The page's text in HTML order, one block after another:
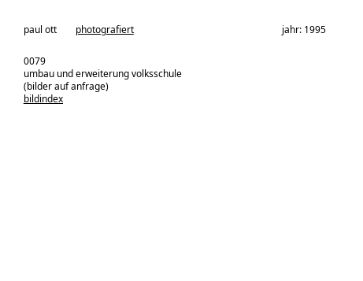
paul ott photografiert jahr: 1995
0079
umbau und erweiterung volksschule
(bilder auf anfrage)
bildindex